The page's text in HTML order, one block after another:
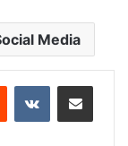
Media
Reddit VKontakteShare via Email